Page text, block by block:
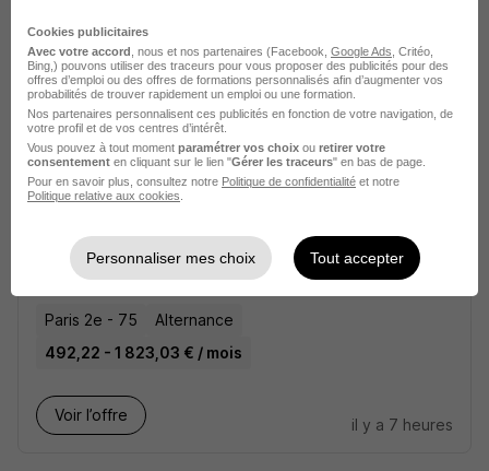
Voir l’offre
il y a 7 heures
Communication H/F
Studi CFA
Paris 2e - 75
Alternance
492,22 - 1 823,03 € / mois
Voir l’offre
il y a 7 heures
Cookies publicitaires
Avec votre accord , nous et nos partenaires (Facebook, Google Ads , Critéo,
Bing,) pouvons utiliser des traceurs pour vous proposer des publicités pour des
offres d’emploi ou des offres de formations personnalisés afin d’augmenter vos
probabilités de trouver rapidement un emploi ou une formation.
Nos partenaires personnalisent ces publicités en fonction de votre navigation, de
votre profil et de vos centres d’intérêt.
Vous pouvez à tout moment paramétrer vos choix ou retirer votre
consentement en cliquant sur le lien "Gérer les traceurs" en bas de page.
Pour en savoir plus, consultez notre Politique de confidentialité et notre
Politique relative aux cookies
Personnaliser mes choix Tout accepter